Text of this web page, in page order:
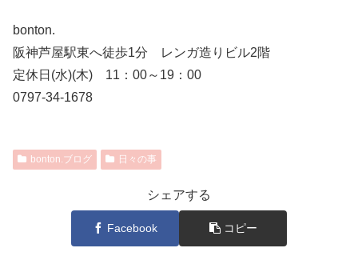
bonton.
阪神芦屋駅東へ徒歩1分 レンガ造りビル2階
定休日(水)(木) 11：00～19：00
0797-34-1678
bonton.ブログ 日々の事
シェアする
Facebook コピー